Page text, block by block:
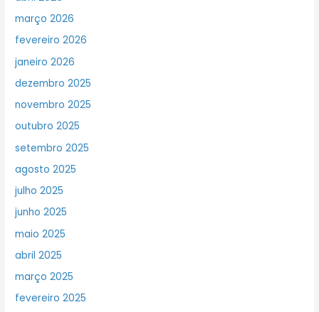
março 2026
fevereiro 2026
janeiro 2026
dezembro 2025
novembro 2025
outubro 2025
setembro 2025
agosto 2025
julho 2025
junho 2025
maio 2025
abril 2025
março 2025
fevereiro 2025